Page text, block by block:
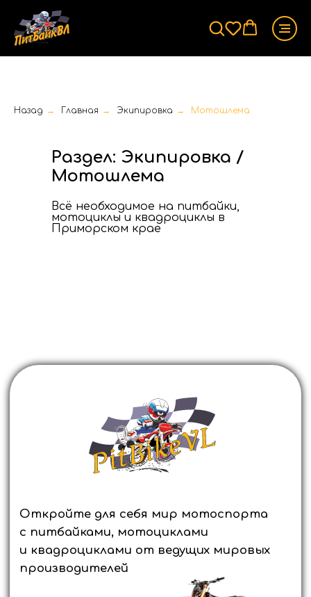
Назад → Главная → Экипировка → Мотошлема
Всё необходимое на питбайки,
мотоциклы и квадроциклы в
Приморском крае
Раздел: Экипировка /
Мотошлема
Откройте для себя мир мотоспорта
с питбайками, мотоциклами
Выбирайте лучшее и покоряйте новые горизонты
вместе с нами.
ОСТАВИТЬ ЗАЯВКУ